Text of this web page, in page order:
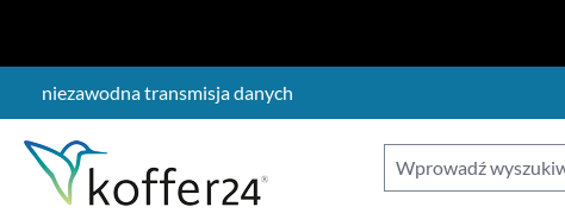
niezawodna transmisja danych